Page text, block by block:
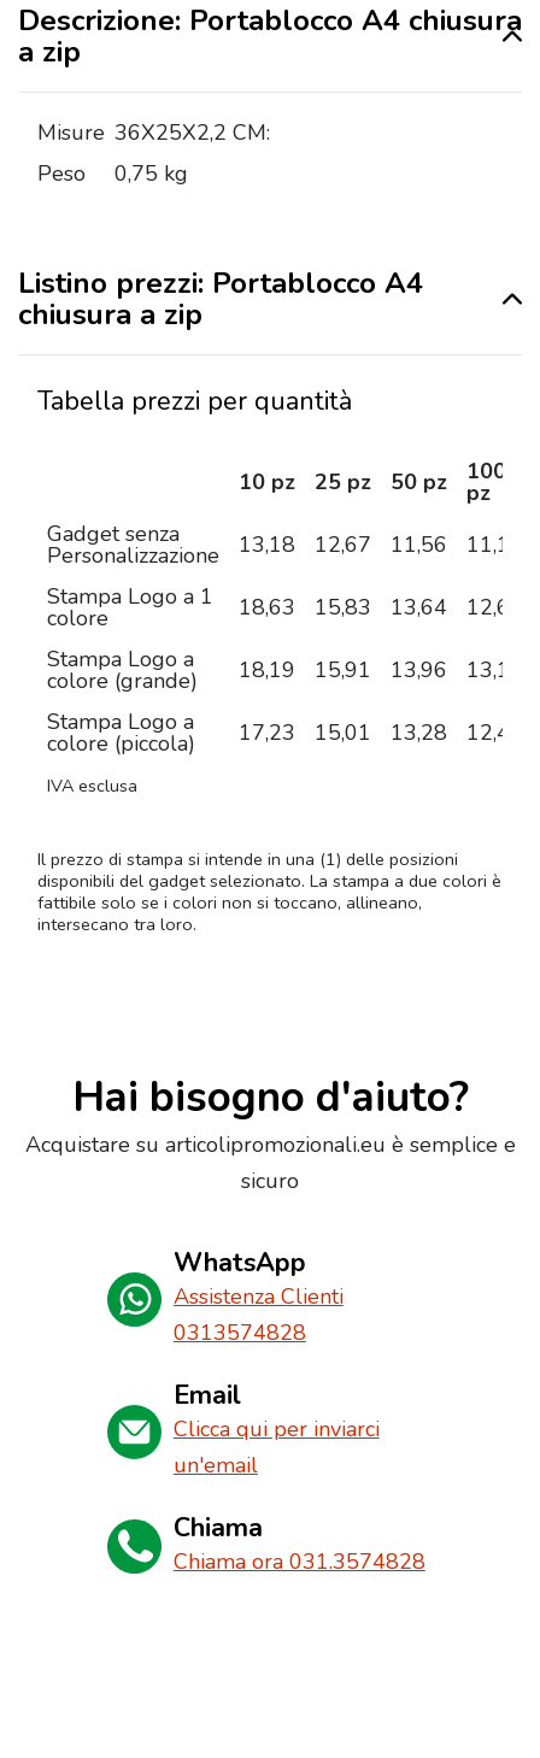
Descrizione: Portablocco A4 chiusura
a zip
Misure 36X25X2,2 CM:
Peso
0,75 kg
Listino prezzi: Portablocco A4
chiusura a zip
Tabella prezzi per quantità
10 pz 25 pz 50 pz 100
pz
Gadget senza
Personalizzazione 13,18 12,67 11,56
11,14
Stampa Logo a 1
colore 18,63 15,83 13,64
12,64
Stampa Logo a
colore (grande) 18,19 15,91 13,96
13,14
Stampa Logo a
colore (piccola) 17,23 15,01 13,28 12,46
IVA esclusa
Il prezzo di stampa si intende in una (1) delle posizioni
disponibili del gadget selezionato. La stampa a due colori è
fattibile solo se i colori non si toccano, allineano,
intersecano tra loro.
Hai bisogno d'aiuto?
Acquistare su articolipromozionali.eu è semplice e
sicuro
WhatsApp
Assistenza Clienti
0313574828
Email
Clicca qui per inviarci
un'email
Chiama
Chiama ora 031.3574828